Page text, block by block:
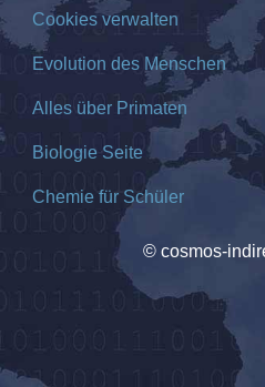
Cookies verwalten
Evolution des Menschen
Alles über Primaten
Biologie Seite
Chemie für Schüler
© cosmos-